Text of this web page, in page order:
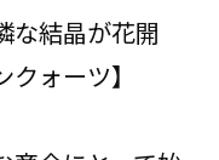
な結晶が花開
ォーツ】